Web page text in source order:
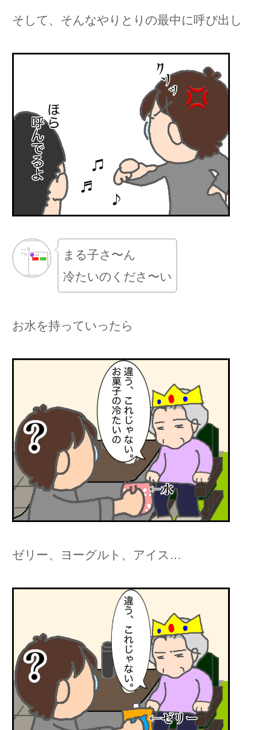
そして、そんなやりとりの最中に呼び出し
まる子さ〜ん
冷たいのくださ〜い
お水を持っていったら
ゼリー、ヨーグルト、アイス…